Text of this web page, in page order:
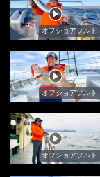
オフショアソルト
オフショアソルト
オフショアソルト